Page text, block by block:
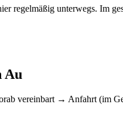
regelmäßig unterwegs. Im
Au
vereinbart → Anfahrt (im